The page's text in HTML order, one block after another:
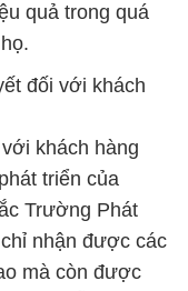
quả trong quá
đối với khách
khách hàng
triển của
Trường Phát
nhận được các
mà còn được